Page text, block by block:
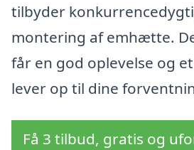
tilbyder
montering af emhætte.
får en god oplevelse og
lever op til dine
Få 3 tilbud, gratis og